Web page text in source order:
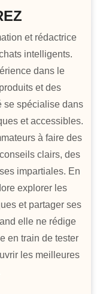
et rédactrice
intelligents.
dans le
et des
se spécialise dans
et accessibles.
à faire des
clairs, des
impartiales. En
explorer les
et partager ses
elle ne rédige
en train de tester
les meilleures